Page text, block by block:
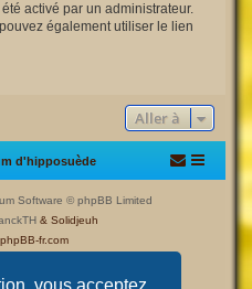
vous acceptez
activé par un administrateur.
également utiliser le lien
Aller à
d'hipposuède
Software © phpBB Limited
& Solidjeuh
phpBB-fr.com